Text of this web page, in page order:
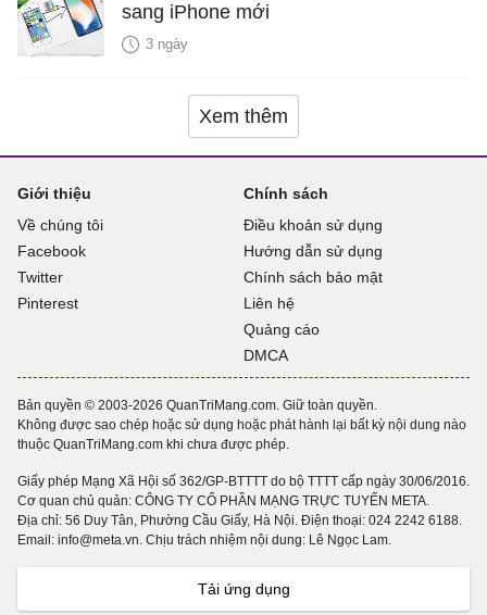
sang iPhone mới
3 ngày
Xem thêm
Giới thiệu
Về chúng tôi
Facebook
Twitter
Pinterest
Chính sách
Điều khoản sử dụng
Hướng dẫn sử dụng
Chính sách bảo mật
Liên hệ
Quảng cáo
DMCA
Bản quyền © 2003-2026 QuanTriMang.com. Giữ toàn quyền.
Không được sao chép hoặc sử dụng hoặc phát hành lại bất kỳ nội dung nào
thuộc QuanTriMang.com khi chưa được phép.
Giấy phép Mạng Xã Hội số 362/GP-BTTTT do bộ TTTT cấp ngày 30/06/2016.
Cơ quan chủ quản: CÔNG TY CỔ PHẦN MẠNG TRỰC TUYẾN META.
Địa chỉ: 56 Duy Tân, Phường Cầu Giấy, Hà Nội. Điện thoại: 024 2242 6188.
Email: info@meta.vn. Chịu trách nhiệm nội dung: Lê Ngọc Lam.
Tải ứng dụng